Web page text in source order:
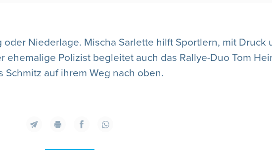
Niederlage. Mischa Sarlette hilft Sportlern, mit Druck
ehemalige Polizist begleitet auch das Rallye-Duo Tom
Schmitz auf ihrem Weg nach oben.